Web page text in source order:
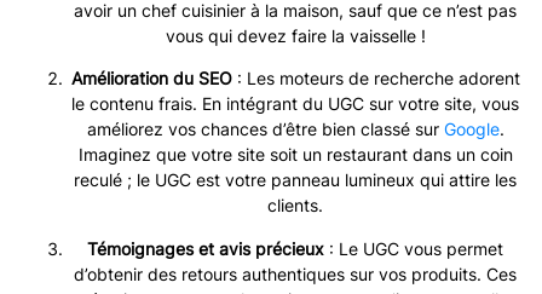
avoir un chef cuisinier à la maison, sauf que ce n’est pas
vous qui devez faire la vaisselle !
Amélioration du SEO: Les moteurs de recherche adorent
le contenu frais. En intégrant du UGC sur votre site, vous
améliorez vos chances d’être bien classé sur Google.
Imaginez que votre site soit un restaurant dans un coin
reculé ; le UGC est votre panneau lumineux qui attire les
clients.
Témoignages et avis précieux : Le UGC vous permet
d’obtenir des retours authentiques sur vos produits. Ces